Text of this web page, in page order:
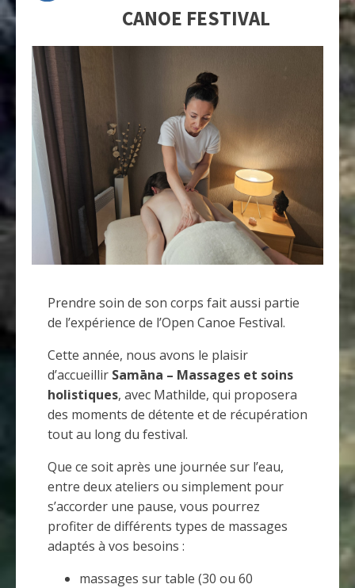
CANOE FESTIVAL
Prendre soin de son corps fait aussi partie
de l’expérience de l’Open Canoe Festival.
Cette année, nous avons le plaisir
d’accueillir Samāna – Massages et soins
holistiques, avec Mathilde, qui proposera
des moments de détente et de récupération
tout au long du festival.
Que ce soit après une journée sur l’eau,
entre deux ateliers ou simplement pour
s’accorder une pause, vous pourrez
profiter de différents types de massages
adaptés à vos besoins :
massages sur table (30 ou 60